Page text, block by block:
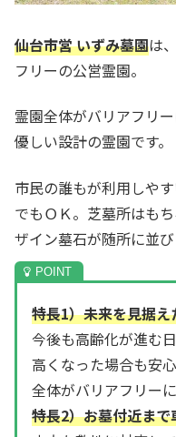
仙台市営 いずみ墓園は
フリーの公営霊園。
霊園全体がバリアフリ
優しい設計の霊園です。
市民の誰もが利用しや
でもＯＫ。芝墓所はも
ザイン墓石が随所に並び
特長1）未来を見据え
今後も高齢化が進む
高くなった場合も安
全体がバリアフリーに
特長2）お墓付近ま